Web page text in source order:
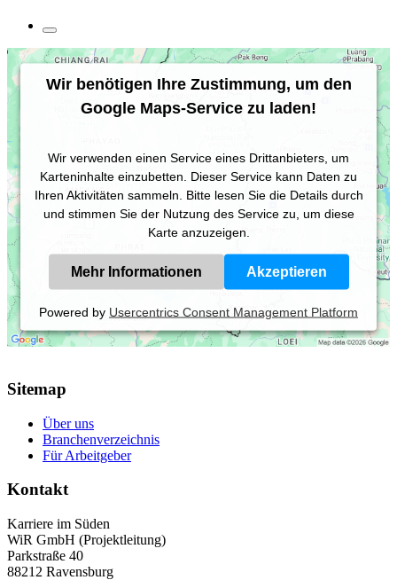
Wir benötigen Ihre Zustimmung, um den
Google Maps-Service zu laden!
Wir verwenden einen Service eines Drittanbieters, um
Karteninhalte einzubetten. Dieser Service kann Daten zu
Ihren Aktivitäten sammeln. Bitte lesen Sie die Details durch
und stimmen Sie der Nutzung des Service zu, um diese
Karte anzuzeigen.
Mehr Informationen Akzeptieren
Powered by Usercentrics Consent Management Platform
Sitemap
Über uns
Branchenverzeichnis
Für Arbeitgeber
Kontakt
Karriere im Süden
WiR GmbH (Projektleitung)
Parkstraße 40
88212 Ravensburg